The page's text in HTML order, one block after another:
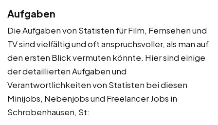
Aufgaben
Die Aufgaben von Statisten für Film, Fernsehen und
TV sind vielfältig und oft anspruchsvoller, als man auf
den ersten Blick vermuten könnte. Hier sind einige
der detaillierten Aufgaben und
Verantwortlichkeiten von Statisten bei diesen
Minijobs, Nebenjobs und Freelancer Jobs in
Schrobenhausen, St: